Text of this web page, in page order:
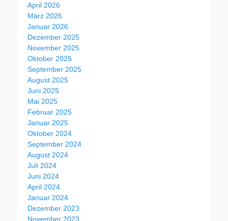
April 2026
März 2026
Januar 2026
Dezember 2025
November 2025
Oktober 2025
September 2025
August 2025
Juni 2025
Mai 2025
Februar 2025
Januar 2025
Oktober 2024
September 2024
August 2024
Juli 2024
Juni 2024
April 2024
Januar 2024
Dezember 2023
November 2023